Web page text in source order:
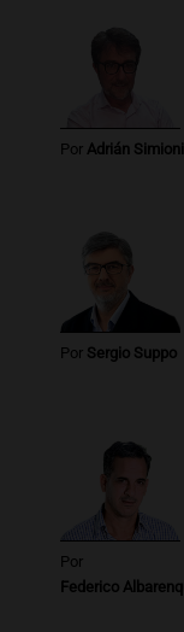
Por Adrián Simioni
Por Sergio Suppo
Por
Federico